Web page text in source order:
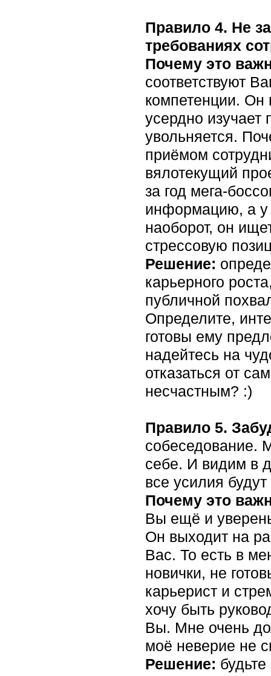
Правило 4. Не
требованиях
Почему это
соответствуют
компетенции. Он
усердно
увольняется.
приёмом
вялотекущий
за год мега-
информацию, а у
наоборот, он
стрессовую
Решение:
карьерного
публичной
Определите,
готовы ему
надейтесь на
отказаться от
несчастным? :)
Правило 5.
собеседование.
себе. И видим в
все усилия
Почему это
Вы ещё и
Он выходит на
Вас. То есть в
новички, не
карьерист и
хочу быть
Вы. Мне очень
моё неверие не
Решение: